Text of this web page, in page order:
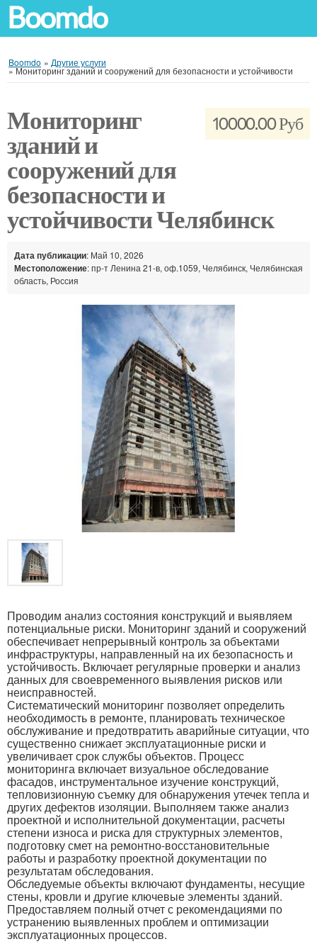
Boomdo
Boomdo » Другие услуги
»Мониторинг зданий и сооружений для безопасности и устойчивости
10000.00 Руб
Мониторинг
зданий и
сооружений для
безопасности и
устойчивости Челябинск
Дата публикации: Май 10, 2026
Местоположение: пр-т Ленина 21-в, оф.1059, Челябинск, Челябинская
область, Россия
Проводим анализ состояния конструкций и выявляем
потенциальные риски. Мониторинг зданий и сооружений
обеспечивает непрерывный контроль за объектами
инфраструктуры, направленный на их безопасность и
устойчивость. Включает регулярные проверки и анализ
данных для своевременного выявления рисков или
неисправностей.
Систематический мониторинг позволяет определить
необходимость в ремонте, планировать техническое
обслуживание и предотвратить аварийные ситуации, что
существенно снижает эксплуатационные риски и
увеличивает срок службы объектов. Процесс
мониторинга включает визуальное обследование
фасадов, инструментальное изучение конструкций,
тепловизионную съемку для обнаружения утечек тепла и
других дефектов изоляции. Выполняем также анализ
проектной и исполнительной документации, расчеты
степени износа и риска для структурных элементов,
подготовку смет на ремонтно-восстановительные
работы и разработку проектной документации по
результатам обследования.
Обследуемые объекты включают фундаменты, несущие
стены, кровли и другие ключевые элементы зданий.
Предоставляем полный отчет с рекомендациями по
устранению выявленных проблем и оптимизации
эксплуатационных процессов.